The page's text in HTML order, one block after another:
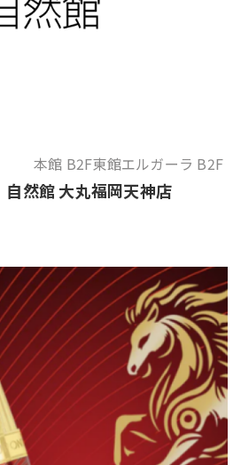
本館 B2F東館エルガーラ B2F
自然館 大丸福岡天神店